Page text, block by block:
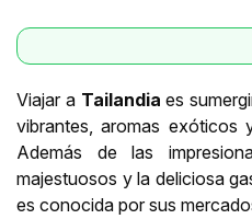
Viajar a Tailandia es
vibrantes, aromas exóticos
Además de las
majestuosos y la deliciosa
es conocida por sus